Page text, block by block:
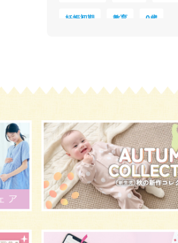
妊娠初期 教育 0歳
服装 育休 飲み物
ベビーカー 1歳未満、1～3歳
おむつ 出産準備 習い事
誕生日 遊ぶ 夏
イヤイヤ期 ベビーウェア